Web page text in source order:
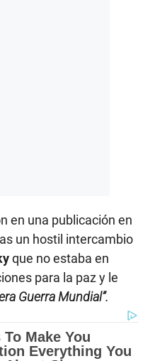
en una publicación en
un hostil intercambio
que no estaba en
para la paz y le
Guerra Mundial”.